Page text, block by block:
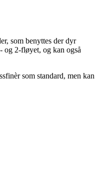
som benyttes der dyr
og 2-fløyet, og kan også
som standard, men kan